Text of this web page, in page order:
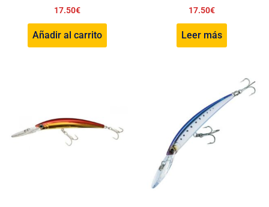
17.50€
Añadir al carrito
17.50€
Leer más